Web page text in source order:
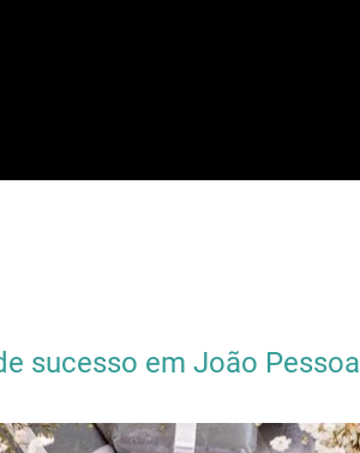
sucesso em João Pessoa